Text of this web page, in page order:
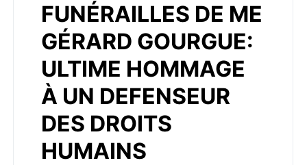
FUNÉRAILLES DE ME
GÉRARD GOURGUE:
ULTIME HOMMAGE
À UN DEFENSEUR
DES DROITS
HUMAINS